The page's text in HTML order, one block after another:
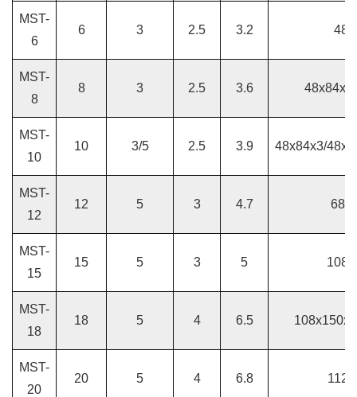
MST-
6
6 3 2.5 3.2
MST-
8
8 3 2.5 3.6
MST-
10
10 3/5 2.5 3.9 48x84x3/
MST-
12
12 5 3 4.7
MST-
15
15 5 3 5
MST-
18
18 5 4 6.5
MST-
20
20 5 4 6.8